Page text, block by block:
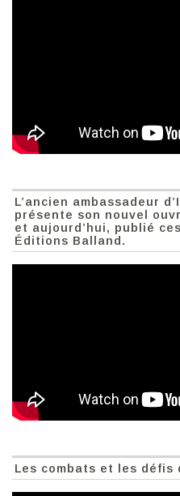
L’ancien ambassadeur
présente son nouvel
et aujourd’hui, publié
Éditions Balland.
Les combats et les défis